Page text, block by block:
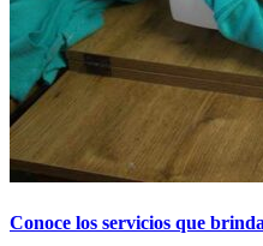
Conoce los servicios que